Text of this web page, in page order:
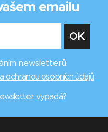
emailu
newsletterů
ochranou osobních údajů
vypadá?